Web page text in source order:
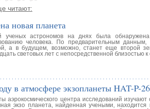
читают:
новая планета
ученых астрономов на днях была
человека. По предварительным
а в будущем, возможно, станет еще второй
световых лет с непосредственной близостью
в атмосфере экзопланеты HAT-P-
аэрокосмического центра исследований
экзо планета, найденная учеными,